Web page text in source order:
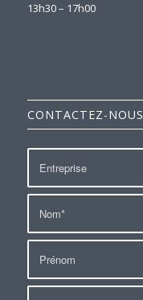
13h30 – 17h00
CONTACTEZ-NOUS